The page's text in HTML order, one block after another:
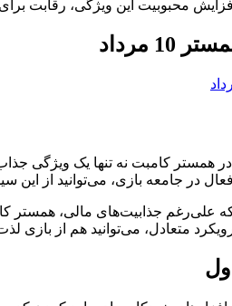
مرداد
کامبت نه تنها یک ویژگی جذاب
در جامعه بازی، می‌توانید از این
که علی‌رغم جذابیت‌های مالی، همستر
متعادل، می‌توانید هم از بازی